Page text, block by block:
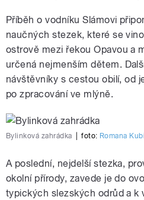
Příběh o vodníku Slámovi
naučných stezek, které se
ostrově mezi řekou Opavou a
určená nejmenším dětem.
návštěvníky s cestou obilí, od
po zpracování ve mlýně.
Bylinková zahrádka foto: Romana
A poslední, nejdelší stezka,
okolní přírody, zavede je do
typických slezských odrůd a k